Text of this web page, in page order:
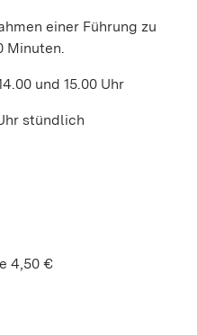
einer Führung zu
Minuten.
und 15.00 Uhr
stündlich
4,50 €